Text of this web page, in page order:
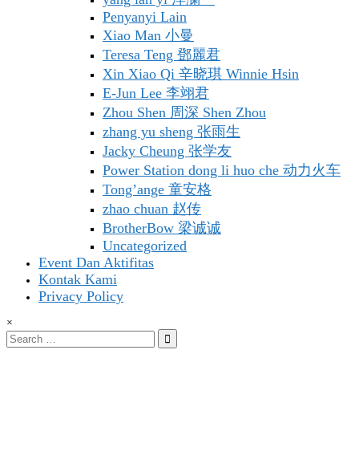
Penyanyi Lain
Xiao Man 小曼
Teresa Teng 鄧麗君
Xin Xiao Qi 辛晓琪 Winnie Hsin
E-Jun Lee 李翊君
Zhou Shen 周深 Shen Zhou
zhang yu sheng 张雨生
Jacky Cheung 张学友
Power Station dong li huo che 动力火车
Tong’ange 童安格
zhao chuan 赵传
BrotherBow 梁诚诚
Uncategorized
Event Dan Aktifitas
Kontak Kami
Privacy Policy
×
Search
for: